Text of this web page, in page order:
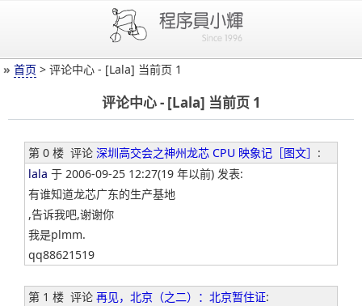
» 首页 > 评论中心 - [Lala] 当前页 1
评论中心 - [Lala] 当前页 1
第 0 楼 评论 深圳高交会之神州龙芯 CPU 映象记［图文］ :
lala 于 2006-09-25 12:27(19 年以前) 发表:
有谁知道龙芯广东的生产基地
,告诉我吧,谢谢你
我是plmm.
qq88621519
第 1 楼 评论 再见，北京（之二）：北京暂住证: